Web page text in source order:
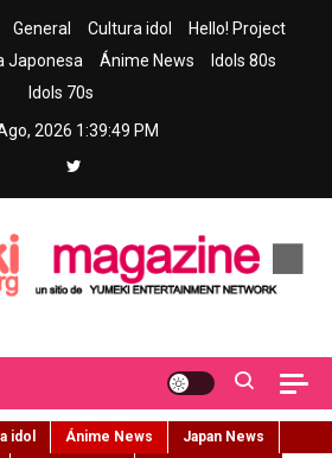
General Cultura idol
Hello! Project
Japonesa Ánime News
Idols 80s
Idols 70s
2026 1:39:51 PM
idol Ánime News
Japan News